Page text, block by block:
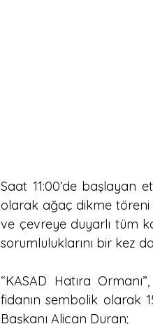
Saat 11:00’de başlayan
olarak ağaç dikme töreni
ve çevreye duyarlı tüm
sorumluluklarını bir kez
“KASAD Hatıra
fidanın sembolik olarak
Başkanı Alican Duran;